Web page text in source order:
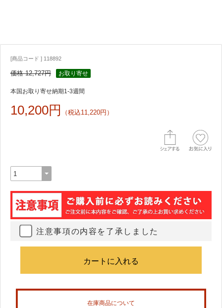
[商品コード ] 118892
価格 12,727円 お取り寄せ
本国お取り寄せ納期1-3週間
10,200円 （税込11,220円）
注意事項の内容を了承しました
在庫商品について